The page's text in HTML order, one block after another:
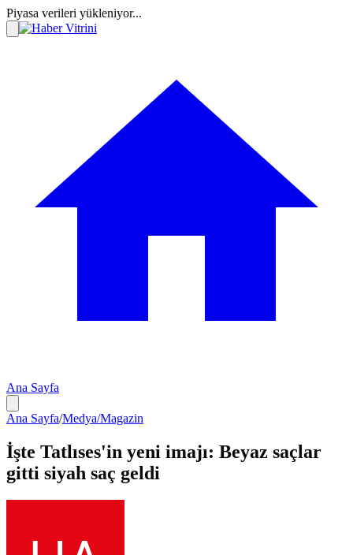
Piyasa verileri yükleniyor...
Ana Sayfa
Ana Sayfa/Medya/Magazin
İşte Tatlıses'in yeni imajı: Beyaz saçlar
gitti siyah saç geldi